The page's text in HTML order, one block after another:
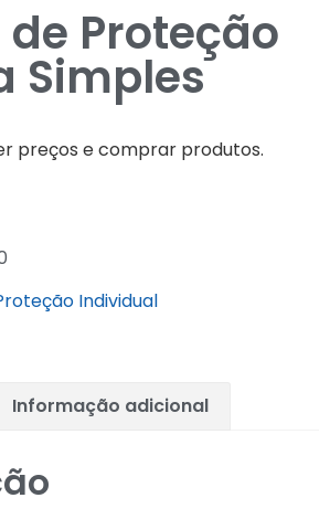
Proteção
Simples
preços e comprar produtos.
Individual
Informação adicional